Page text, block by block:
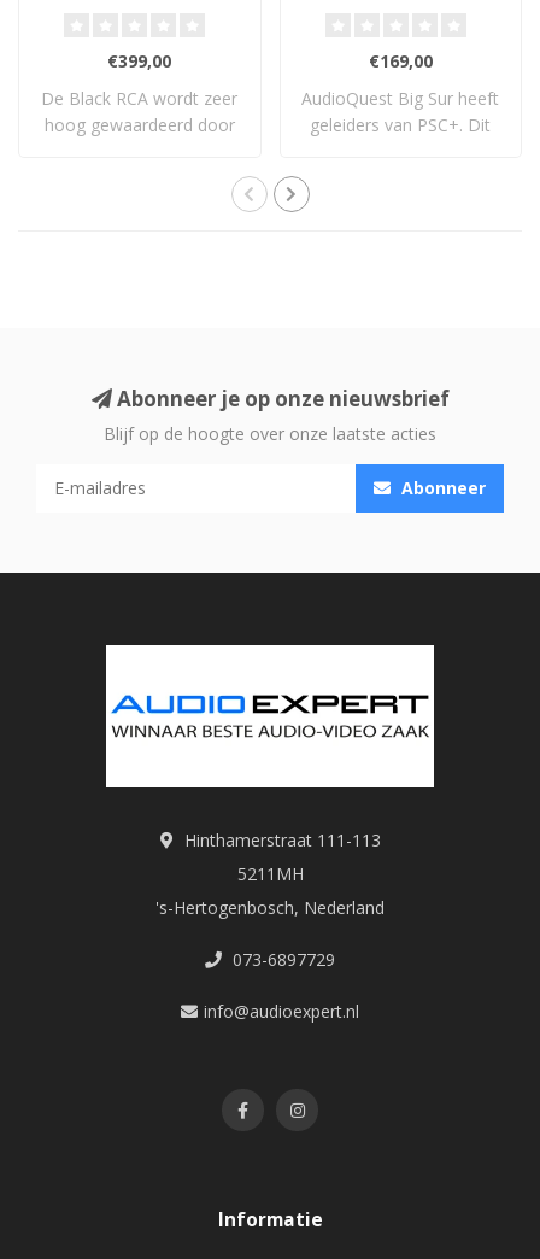
€399,00
De Black RCA wordt zeer
hoog gewaardeerd door
€169,00
AudioQuest Big Sur heeft
geleiders van PSC+. Dit
Abonneer je op onze nieuwsbrief
Blijf op de hoogte over onze laatste acties
Abonneer
Hinthamerstraat 111-113
5211MH
's-Hertogenbosch, Nederland
073-6897729
info@audioexpert.nl
Informatie